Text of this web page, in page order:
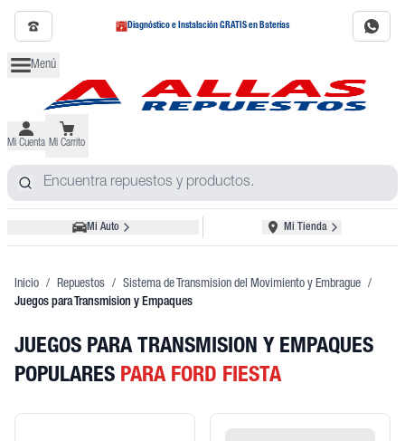
Diagnóstico e Instalación GRATIS en Baterías
Menú
Mi Cuenta Mi Carrito
Mi Auto Mi Tienda
Inicio / Repuestos / Sistema de Transmision del Movimiento y Embrague /
Juegos para Transmision y Empaques
JUEGOS PARA TRANSMISION Y EMPAQUES
POPULARES PARA FORD FIESTA